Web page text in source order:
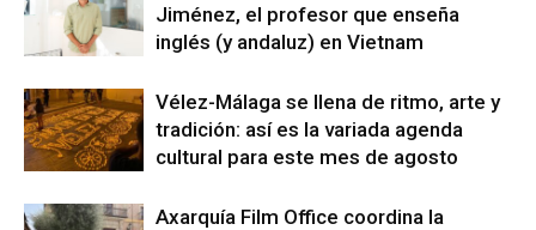
Jiménez, el profesor que enseña
inglés (y andaluz) en Vietnam
Vélez-Málaga se llena de ritmo, arte y
tradición: así es la variada agenda
cultural para este mes de agosto
Axarquía Film Office coordina la